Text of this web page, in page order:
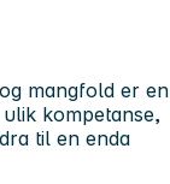
mangfold er en
kompetanse,
til en enda